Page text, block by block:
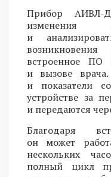
Прибор АИВЛ-Д
изменения
и
встроенное ПО
и вызове
и показатели
устройстве за
и передаются
Благодаря
он может
нескольких
полный цикл